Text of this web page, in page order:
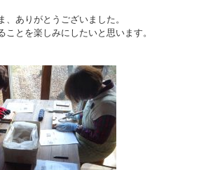
、ありがとうございました。
ことを楽しみにしたいと思います。